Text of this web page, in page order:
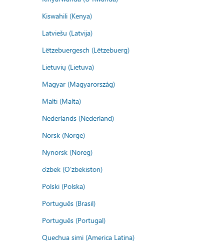
Kiswahili (Kenya)
Latviešu (Latvija)
Lëtzebuergesch (Lëtzebuerg)
Lietuvių (Lietuva)
Magyar (Magyarország)
Malti (Malta)
Nederlands (Nederland)
Norsk (Norge)
Nynorsk (Noreg)
o'zbek (O'zbekiston)
Polski (Polska)
Português (Brasil)
Português (Portugal)
Quechua simi (America Latina)